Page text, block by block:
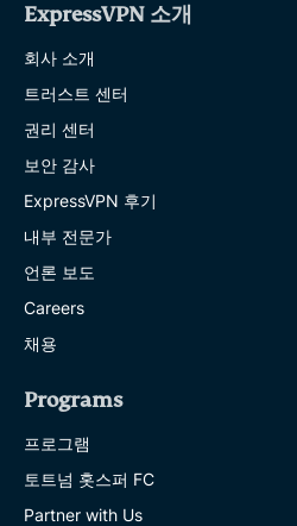
ExpressVPN 소개
회사 소개
트러스트 센터
권리 센터
보안 감사
ExpressVPN 후기
내부 전문가
언론 보도
Careers
채용
Programs
프로그램
토트넘 홋스퍼 FC
Partner with Us